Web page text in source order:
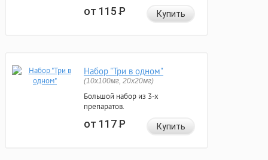
от 115Р Купить
Набор "Три в одном"
(10x100мг, 20x20мг)
Большой набор из 3-х
препаратов.
от 117Р Купить